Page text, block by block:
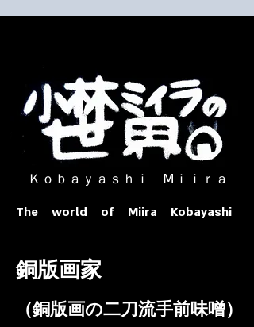
ｏｂａｙａｓｈｉ Ⅿｉｉｒａ​
The world of Miira Kobayashi
​銅版画家
​（銅版画の二刀流手前味噌）